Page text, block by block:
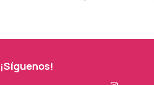
¡Síguenos!